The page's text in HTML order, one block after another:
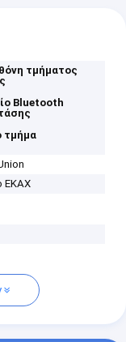
τμήματος
Bluetooth
τμήμα
ΕΚΑΧ